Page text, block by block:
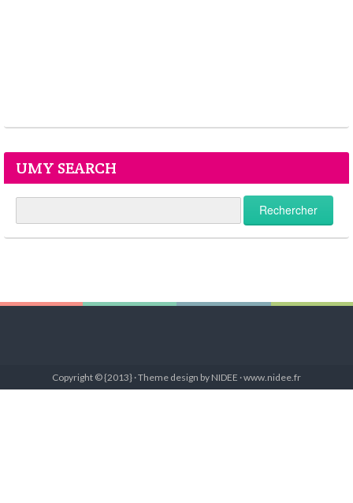
UMY SEARCH
Copyright © {2013} · Theme design by NIDEE · www.nidee.fr